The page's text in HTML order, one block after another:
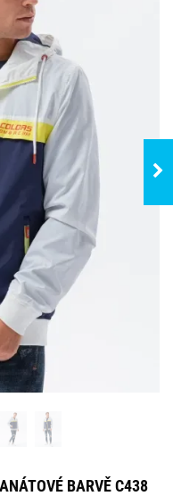
BARVĚ C438